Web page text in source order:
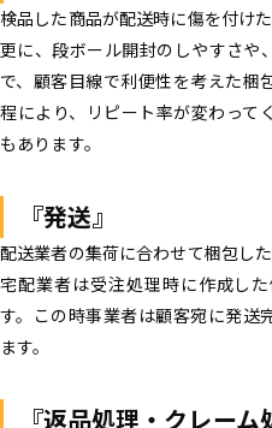
検品した商品が配送時に傷を付け
更に、段ボール開封のしやすさや
で、顧客目線で利便性を考えた梱
程により、リピート率が変わって
もあります。
『発送』
配送業者の集荷に合わせて梱包し
宅配業者は受注処理時に作成し
す。この時事業者は顧客宛に発送
ます。
『返品処理・クレーム